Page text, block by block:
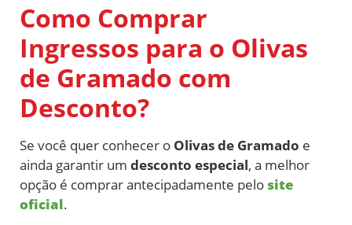
Como Comprar
Ingressos para o Olivas
de Gramado com
Desconto?
Se você quer conhecer o Olivas de Gramado e
ainda garantir um desconto especial, a melhor
opção é comprar antecipadamente pelo site
oficial.